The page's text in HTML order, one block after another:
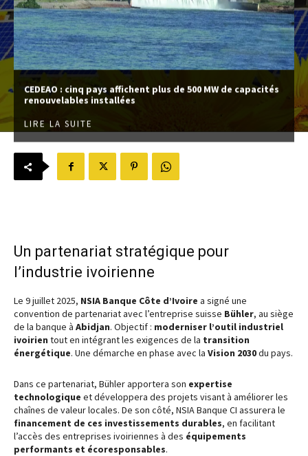
CEDEAO : cinq pays affichent plus de 500 MW de capacités
renouvelables installées
LIRE LA SUITE
Un partenariat stratégique pour
l’industrie ivoirienne
Le 9 juillet 2025, NSIA Banque Côte d’Ivoire a signé une
convention de partenariat avec l’entreprise suisse Bühler, au siège
de la banque à Abidjan. Objectif : moderniser l’outil industriel
ivoirien tout en intégrant les exigences de la transition
énergétique. Une démarche en phase avec la Vision 2030du pays.
Dans ce partenariat, Bühler apportera son expertise
technologique et développera des projets visant à améliorer les
chaînes de valeur locales. De son côté, NSIA Banque CI assurera le
financement de ces investissements durables, en facilitant
l’accès des entreprises ivoiriennes à des équipements
performants et écoresponsables.